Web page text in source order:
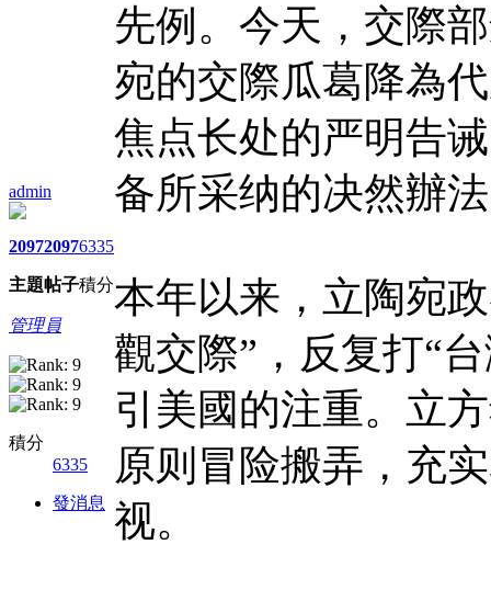
admin
2097
主題
2097
帖子
6335
積分
管理員
積分
6335
發消息
先例。今天，交際
宛的交際瓜葛降為
焦点长处的严明告
备所采纳的决然辦
本年以来，立陶宛
觀交際”，反复打“
引美國的注重。立
原则冒险搬弄，充
视。